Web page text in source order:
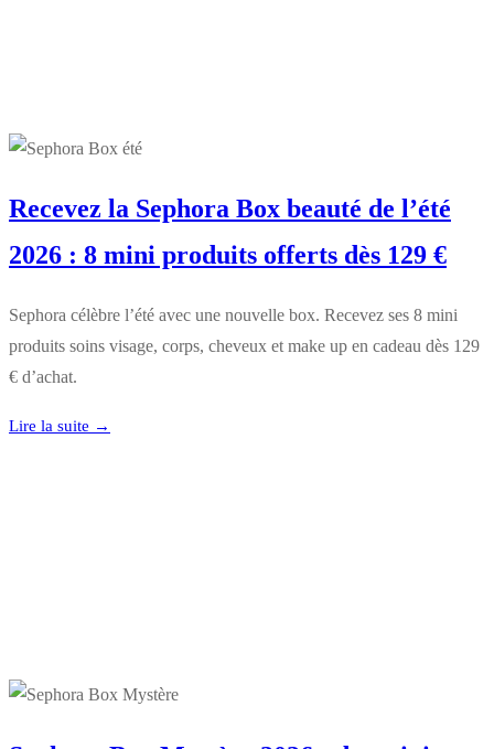
Recevez la Sephora Box beauté de l’été
2026 : 8 mini produits offerts dès 129 €
Sephora célèbre l’été avec une nouvelle box. Recevez ses 8 mini
produits soins visage, corps, cheveux et make up en cadeau dès 129
€ d’achat.
Lire la suite →